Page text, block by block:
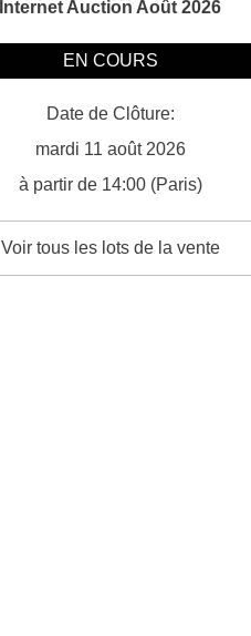
Internet Auction Août 2026
EN COURS
Date de Clôture:
mardi 11 août 2026
à partir de 14:00 (Paris)
Voir tous les lots de la vente